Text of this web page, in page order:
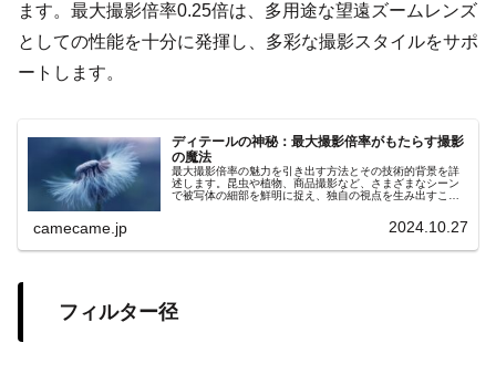
ます。最大撮影倍率0.25倍は、多用途な望遠ズームレンズ
としての性能を十分に発揮し、多彩な撮影スタイルをサポ
ートします。
ディテールの神秘：最大撮影倍率がもたらす撮影
の魔法
最大撮影倍率の魅力を引き出す方法とその技術的背景を詳
述します。昆虫や植物、商品撮影など、さまざまなシーン
で被写体の細部を鮮明に捉え、独自の視点を生み出すこの
ートフォーカスなどの他の技術との連携で、安定した高品
質な画像が得られ、観察者に新たな視覚体験を提供しま
camecame.jp 2024.10.27
フィルター径